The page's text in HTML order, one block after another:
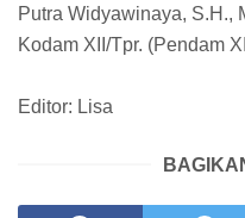
Putra Widyawinaya, S.H.,
Kodam XII/Tpr. (Pendam
Editor: Lisa